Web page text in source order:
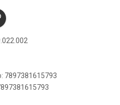
7897381615793